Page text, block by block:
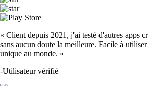
« Client depuis 2021, j'ai testé d'autres apps
sans aucun doute la meilleure. Facile à
unique au monde. »
-Utilisateur vérifié